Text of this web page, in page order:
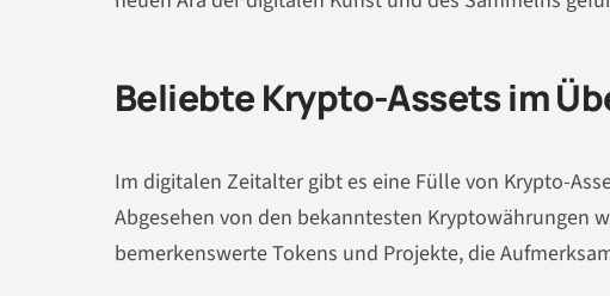
Beliebte Krypto-Assets im
Im digitalen Zeitalter gibt es eine Fülle von Krypto-
Abgesehen von den bekanntesten Kryptowährungen
bemerkenswerte Tokens und Projekte, die